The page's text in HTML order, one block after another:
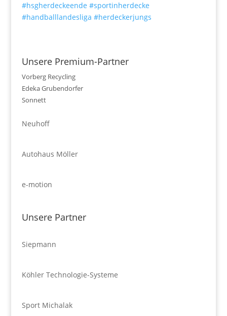
#hsgherdeckeende #sportinherdecke
#handballlandesliga #herdeckerjungs
Unsere Premium-Partner
Vorberg Recycling
Edeka Grubendorfer
Sonnett
Neuhoff
Autohaus Möller
e-motion
Unsere Partner
Siepmann
Köhler Technologie-Systeme
Sport Michalak